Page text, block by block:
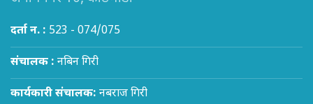
दर्ता न. : 523 - 074/075
संचालक : नबिन गिरी
कार्यकारी संचालक: नबराज गिरी